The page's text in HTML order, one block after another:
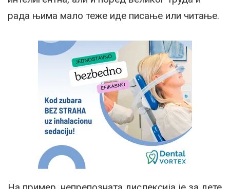
рада њима мало теже иде писање или читање.